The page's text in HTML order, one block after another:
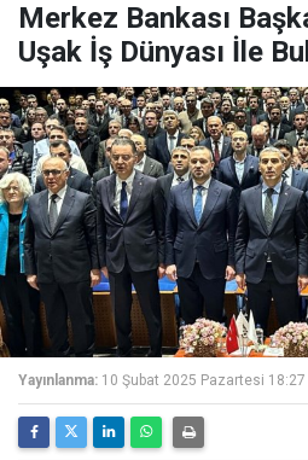
Merkez Bankası
Uşak İş Dünyası İle
Yayınlanma: 10 Şubat 2025 Pazartesi 18:27